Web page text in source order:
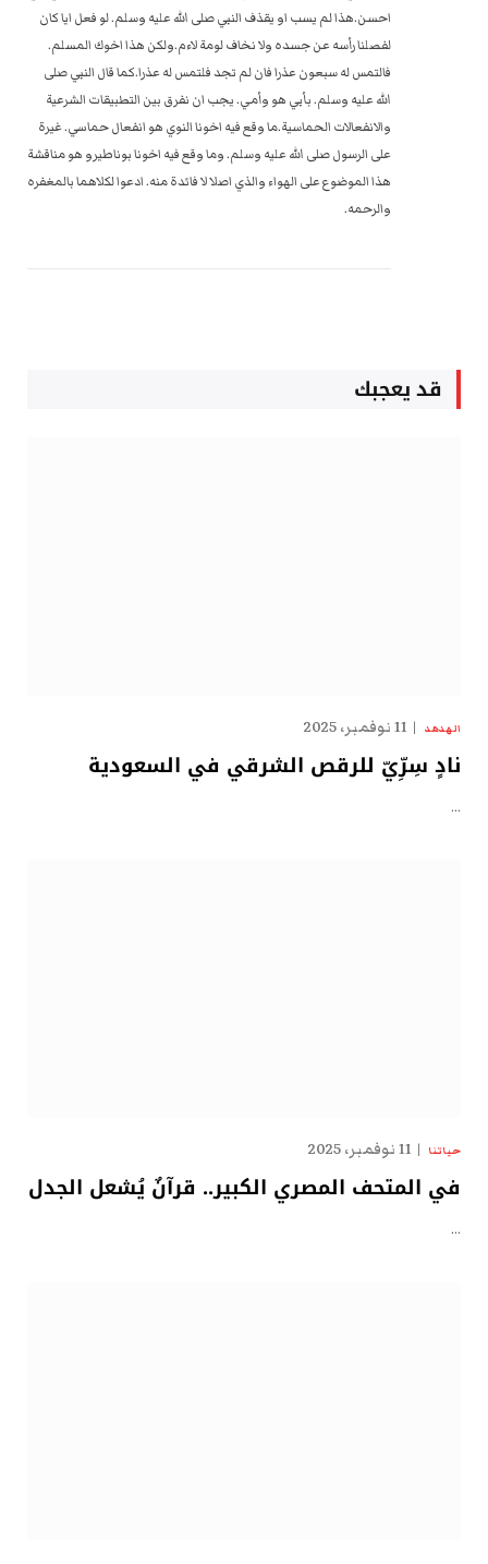
احسن.هذا لم يسب او يقذف النبي صلى الله عليه وسلم. لو فعل ايا كان
لفصلنا رأسه عن جسده ولا نخاف لومة لاءم.ولكن هذا اخوك المسلم.
فالتمس له سبعون عذرا فان لم تجد فلتمس له عذرا.كما قال النبي صلى
الله عليه وسلم. بأبي هو وأمي. يجب ان نفرق بين التطبيقات الشرعية
والانفعالات الحماسية.ما وقع فيه اخونا النوي هو انفعال حماسي. غيرة
على الرسول صلى الله عليه وسلم. وما وقع فيه اخونا بوناطيرو هو مناقشة
هذا الموضوع على الهواء والذي اصلا لا فائدة منه. ادعوا لكلاهما بالمغفره
والرحمه.
قد يعجبك
الهدهد 11 نوفمبر، 2025
نادٍ سِرِّيّ للرقص الشرقي في السعودية
…
حياتنا 11 نوفمبر، 2025
في المتحف المصري الكبير.. قرآنٌ يُشعل الجدل
…